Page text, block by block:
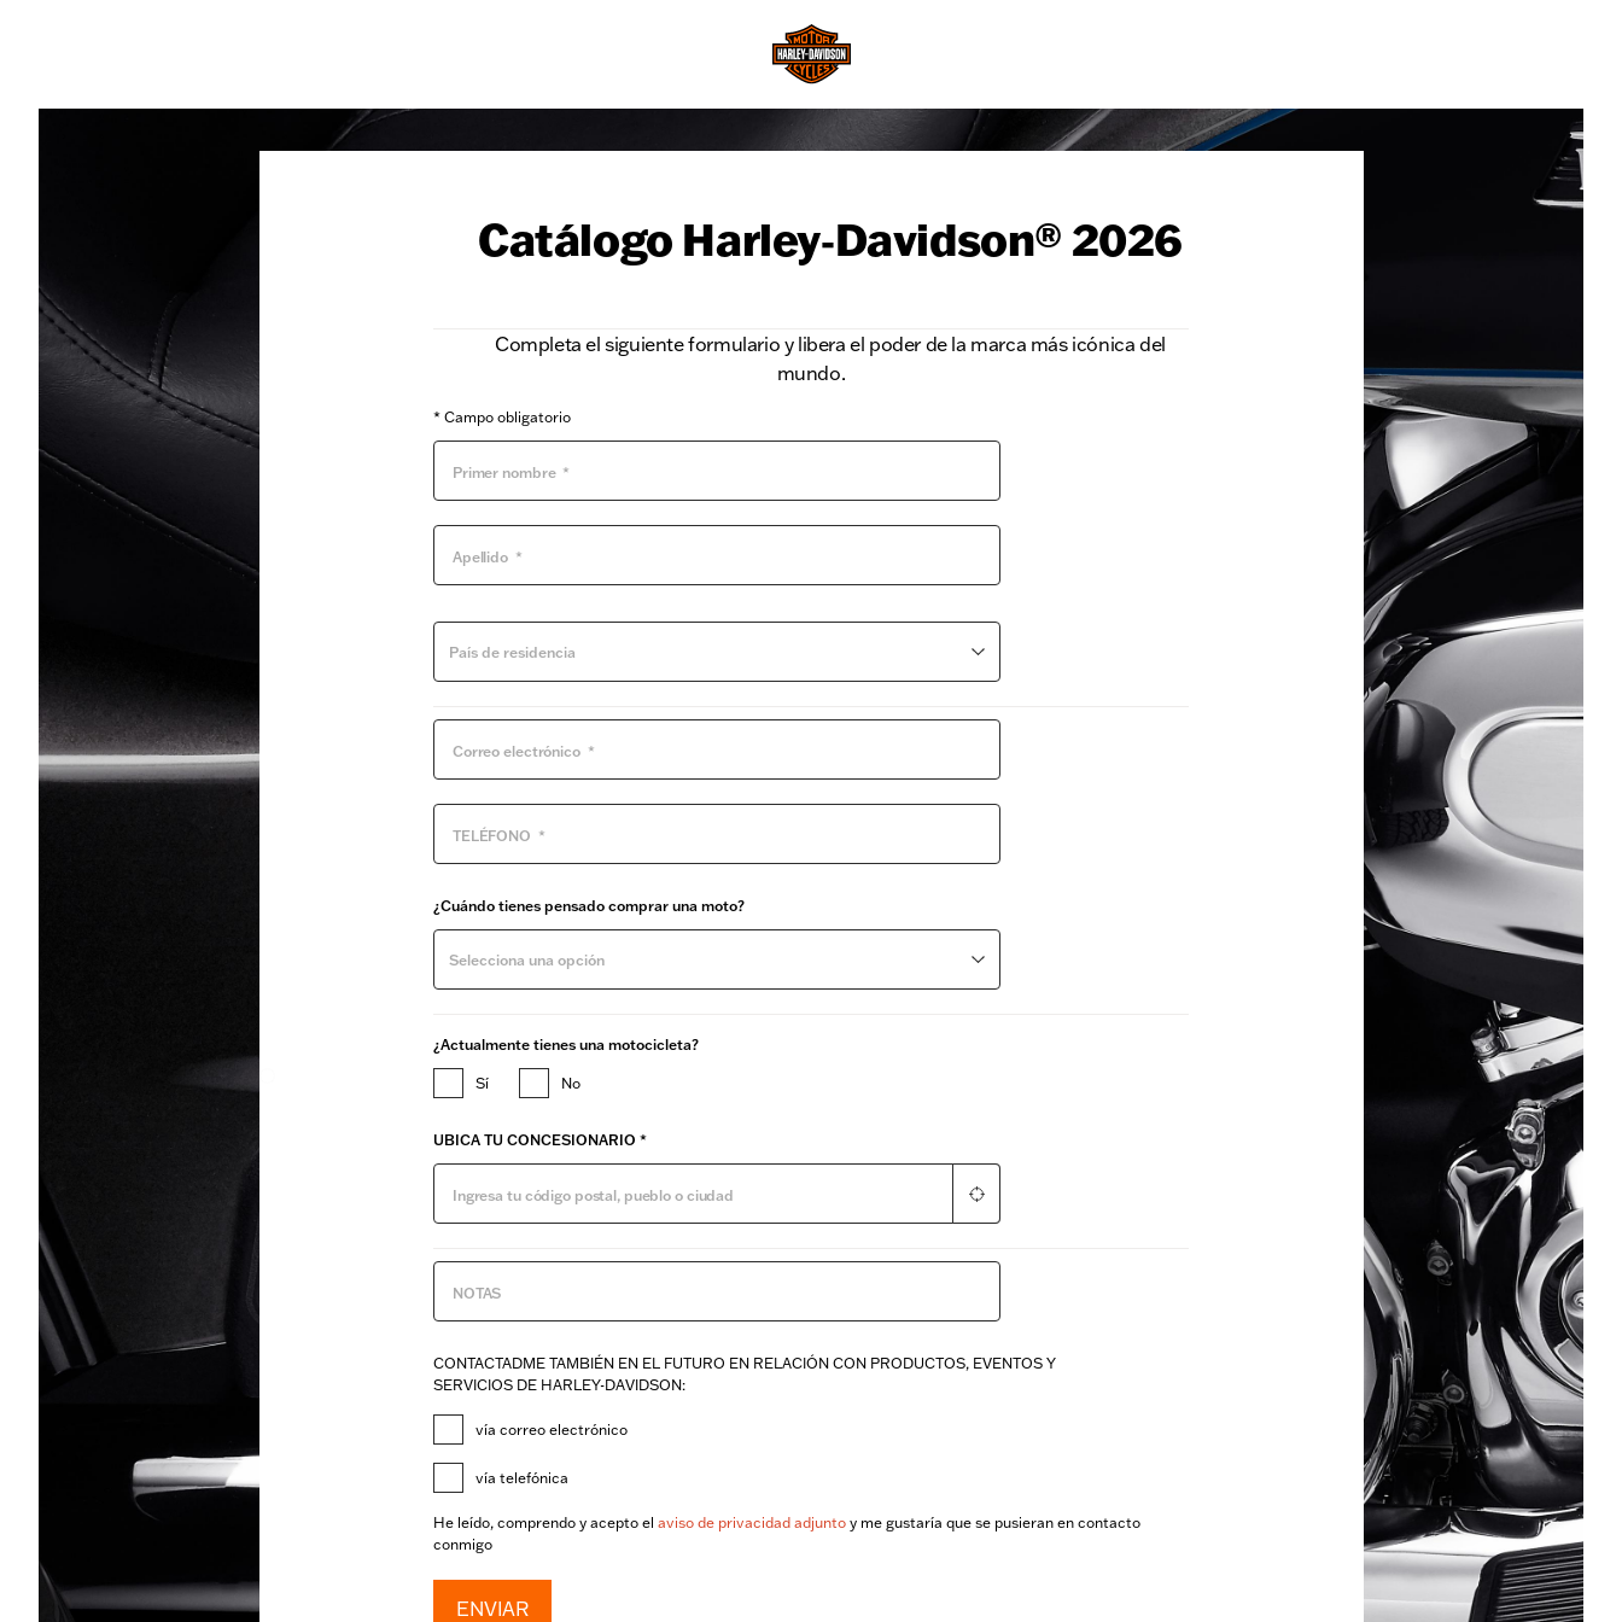
Catálogo Harley‑Davidson® 2026
Completa el siguiente formulario y libera el poder de la marca más icónica del
mundo.
* Campo obligatorio
País de residencia
¿Cuándo tienes pensado comprar una moto?
Selecciona una opción
¿Actualmente tienes una motocicleta?
Sí No
UBICA TU CONCESIONARIO*
CONTACTADME TAMBIÉN EN EL FUTURO EN RELACIÓN CON ​PRODUCTOS, EVENTOS Y
SERVICIOS DE HARLEY-DAVIDSON:
vía correo electrónico
vía telefónica
He leído, comprendo y acepto elaviso de privacidad adjunto y me gustaría que se pusieran en contacto
conmigo
ENVIAR